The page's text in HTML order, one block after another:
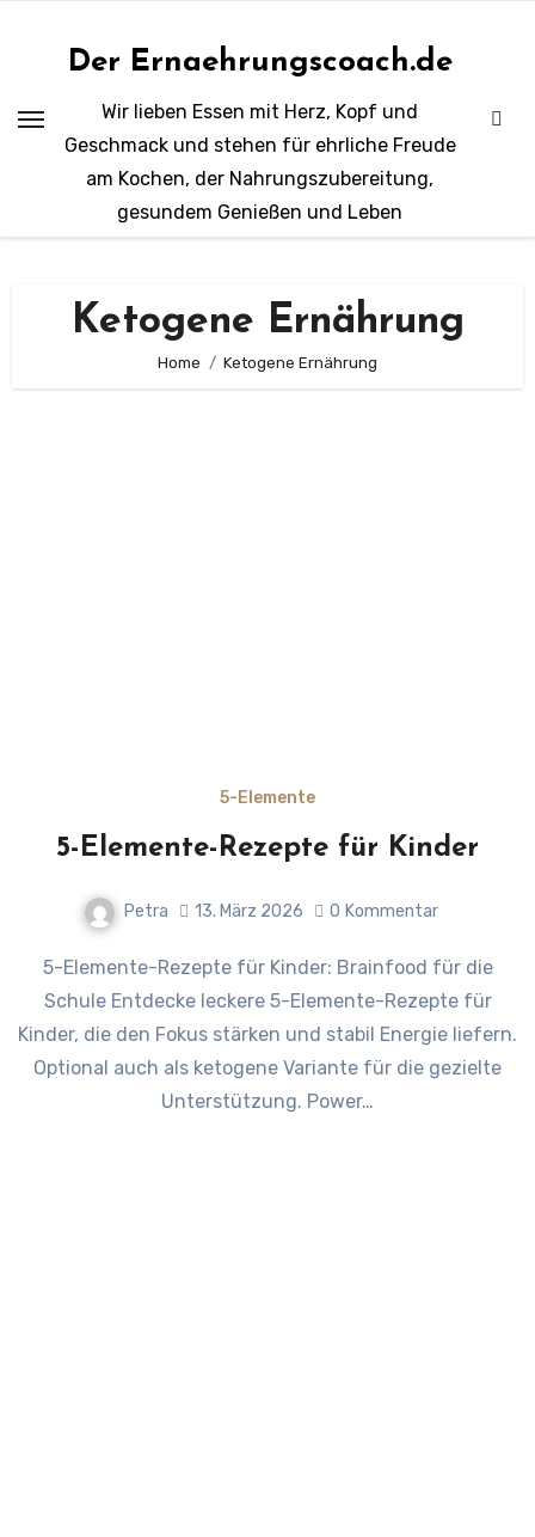
Der Ernaehrungscoach.de
Wir lieben Essen mit Herz, Kopf und
Geschmack und stehen für ehrliche Freude
am Kochen, der Nahrungszubereitung,
gesundem Genießen und Leben
Ketogene Ernährung
Home Ketogene Ernährung
5-Elemente
5-Elemente-Rezepte für Kinder
Petra 13. März 2026 0 Kommentar
5-Elemente-Rezepte für Kinder: Brainfood für die
Schule Entdecke leckere 5-Elemente-Rezepte für
Kinder, die den Fokus stärken und stabil Energie liefern.
Optional auch als ketogene Variante für die gezielte
Unterstützung. Power…